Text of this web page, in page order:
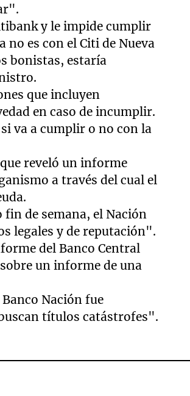
y le impide cumplir
es con el Citi de Nueva
bonistas, estaría
que incluyen
en caso de incumplir.
va a cumplir o no con la
reveló un informe
a través del cual el
de semana, el Nación
legales y de reputación".
del Banco Central
un informe de una
Nación fue
títulos catástrofes".